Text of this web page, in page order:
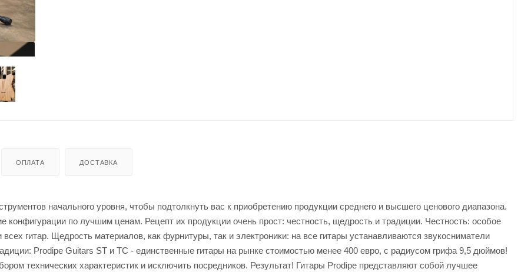
ОПЛАТА ДОСТАВКА
начального уровня, чтобы подтолкнуть вас к приобретению продукции среднего и высшего ценового диапазона.
по лучшим ценам. Рецепт их продукции очень прост: честность, щедрость и традиции. Честность: особое
гитар. Щедрость материалов, как фурнитуры, так и электроники: на все гитары устанавливаются звукосниматели
Prodipe Guitars ST и TC - единственные гитары на рынке стоимостью менее 400 евро, с радиусом грифа 9,5 дюймов!
технических характеристик и исключить посредников. Результат! Гитары Prodipe представляют собой лучшее